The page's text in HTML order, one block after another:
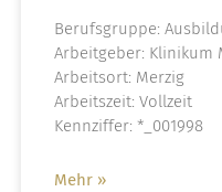
Berufsgruppe:
Arbeitgeber: Klinikum
Arbeitsort: Merzig
Arbeitszeit: Vollzeit
Kennziffer: *_001998
Mehr »